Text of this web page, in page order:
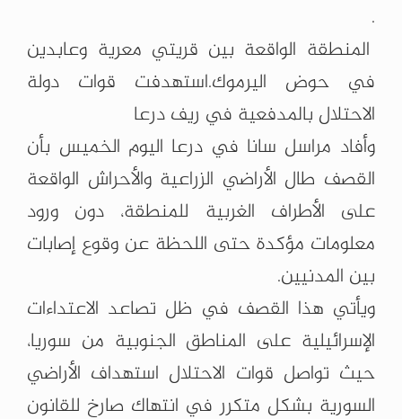
.
المنطقة الواقعة بين قريتي معرية وعابدين
في حوض اليرموك.استهدفت قوات دولة
الاحتلال بالمدفعية في ريف درعا
وأفاد مراسل سانا في درعا اليوم الخميس بأن
القصف طال الأراضي الزراعية والأحراش الواقعة
على الأطراف الغربية للمنطقة، دون ورود
معلومات مؤكدة حتى اللحظة عن وقوع إصابات
بين المدنيين.
ويأتي هذا القصف في ظل تصاعد الاعتداءات
الإسرائيلية على المناطق الجنوبية من سوريا،
حيث تواصل قوات الاحتلال استهداف الأراضي
السورية بشكل متكرر في انتهاك صارخ للقانون